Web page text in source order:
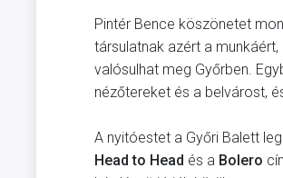
Pintér Bence köszönetet
társulatnak azért a
valósulhat meg Győrben.
nézőtereket és a belvárost,
A nyitóestet a Győri Balett
Head to Head és a Bolero